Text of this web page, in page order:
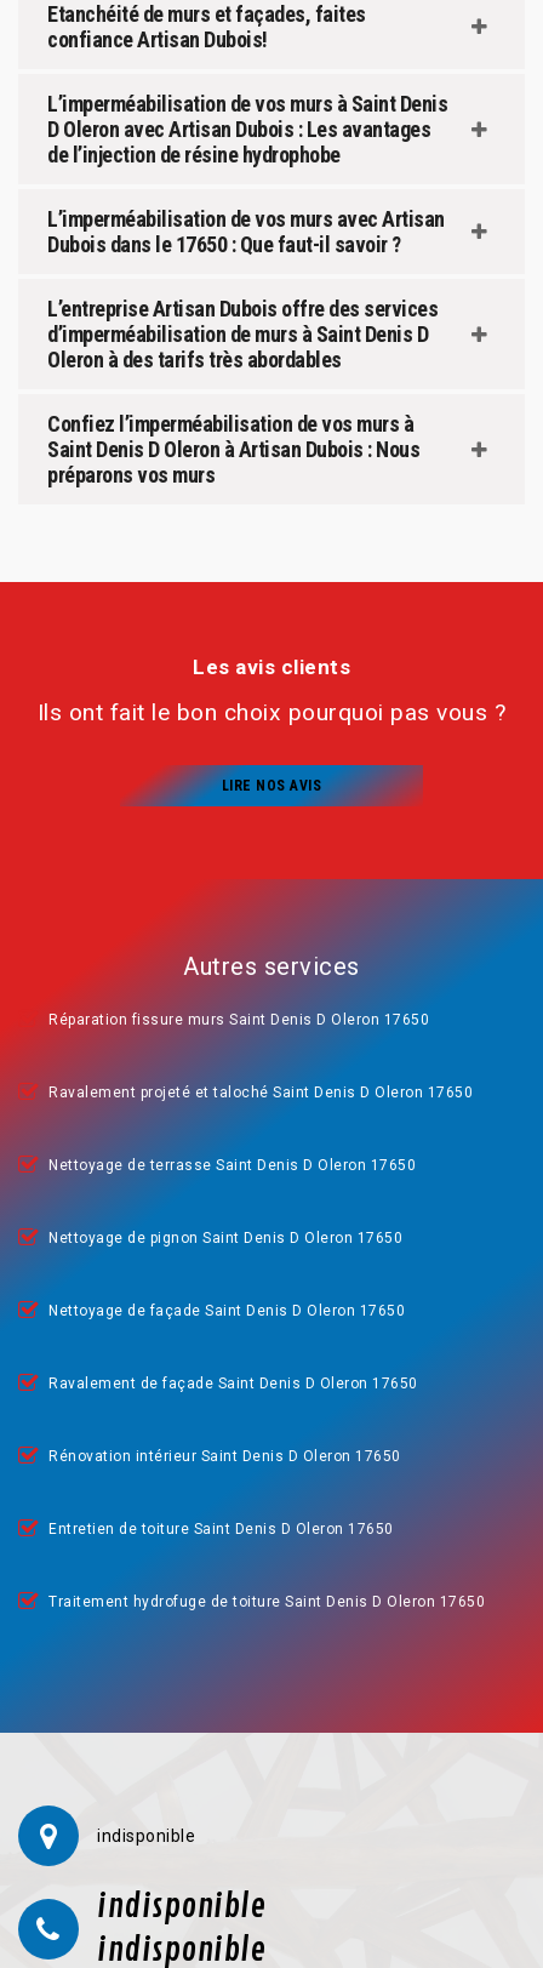
Etanchéité de murs et façades, faites
confiance Artisan Dubois!
L’imperméabilisation de vos murs à Saint Denis
D Oleron avec Artisan Dubois : Les avantages
de l’injection de résine hydrophobe
L’imperméabilisation de vos murs avec Artisan
Dubois dans le 17650 : Que faut-il savoir ?
L’entreprise Artisan Dubois offre des services
d’imperméabilisation de murs à Saint Denis D
Oleron à des tarifs très abordables
Confiez l’imperméabilisation de vos murs à
Saint Denis D Oleron à Artisan Dubois : Nous
préparons vos murs
Les avis clients
Ils ont fait le bon choix pourquoi pas vous ?
LIRE NOS AVIS
Autres services
Réparation fissure murs Saint Denis D Oleron 17650
Ravalement projeté et taloché Saint Denis D Oleron 17650
Nettoyage de terrasse Saint Denis D Oleron 17650
Nettoyage de pignon Saint Denis D Oleron 17650
Nettoyage de façade Saint Denis D Oleron 17650
Ravalement de façade Saint Denis D Oleron 17650
Rénovation intérieur Saint Denis D Oleron 17650
Entretien de toiture Saint Denis D Oleron 17650
Traitement hydrofuge de toiture Saint Denis D Oleron 17650
indisponible
indisponible
indisponible